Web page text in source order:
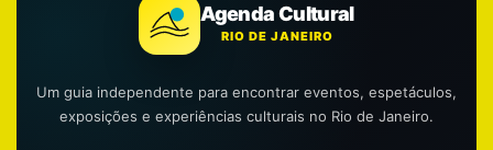
Agenda Cultural
RIO DE JANEIRO
Um guia independente para encontrar eventos, espetáculos,
exposições e experiências culturais no Rio de Janeiro.